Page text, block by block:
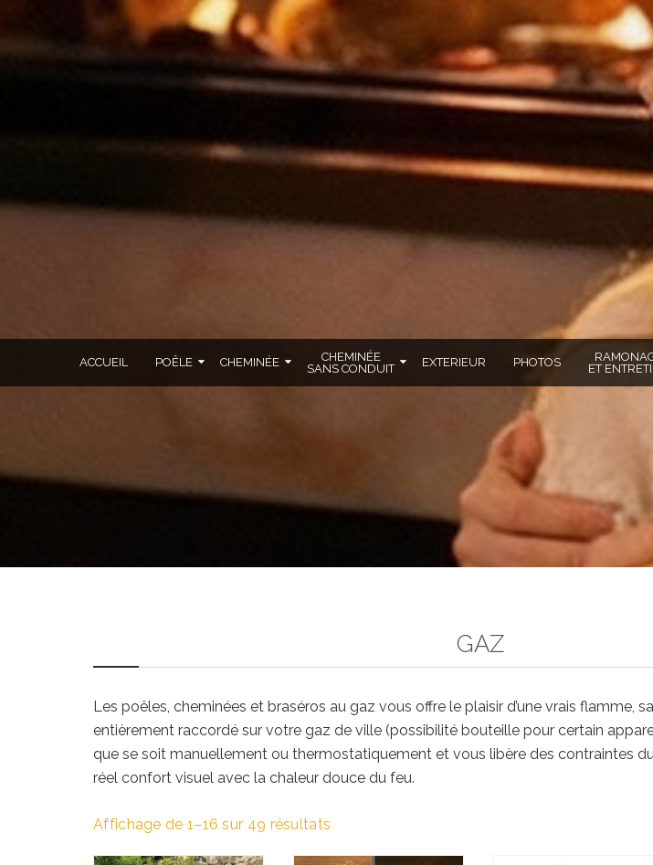
ACCUEIL POÊLE CHEMINÉE
CHEMINÉE
SANS CONDUIT
EXTERIEUR PHOTOS
ET
GAZ
Les poêles, cheminées et braséros au gaz vous offre le plaisir d’une vrais flamme,
entièrement raccordé sur votre gaz de ville (possibilité bouteille pour certain
que se soit manuellement ou thermostatiquement et vous libère des contraintes
réel confort visuel avec la chaleur douce du feu.
Affichage de 1–16 sur 49 résultats